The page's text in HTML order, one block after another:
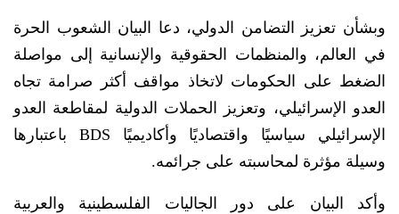
وبشأن تعزيز التضامن الدولي، دعا البيان الشعوب الحرة
في العالم، والمنظمات الحقوقية والإنسانية إلى مواصلة
الضغط على الحكومات لاتخاذ مواقف أكثر صرامة تجاه
العدو الإسرائيلي، وتعزيز الحملات الدولية لمقاطعة العدو
الإسرائيلي سياسيًا واقتصاديًا وأكاديميًا BDS باعتبارها
وسيلة مؤثرة لمحاسبته على جرائمه.
وأكد البيان على دور الجاليات الفلسطينية والعربية